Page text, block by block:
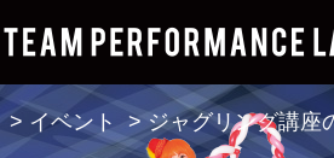
> イベント > ジャグリング講座